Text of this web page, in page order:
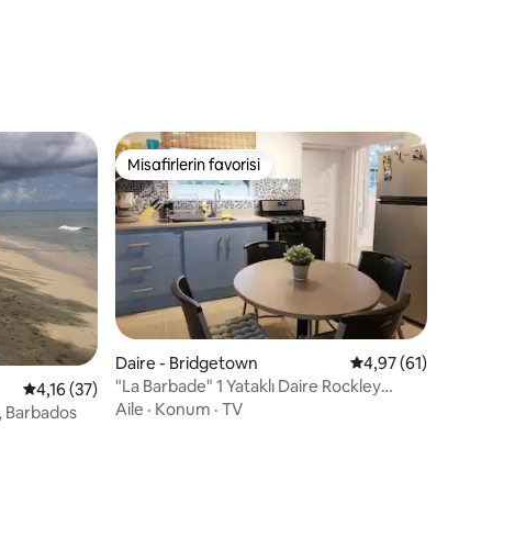
5 üzerinden ortalama 4,16 puan, 37 değerlendirme
4,16 (37)
Misafirlerin favorisi
Misafirlerin favorisi
Daire - Bridgetown 5 üzerinden
4,97 (61)
"La Barbade" 1 Yataklı Daire Rockley
Resort & Beach yakınında
Aile · Konum · TV